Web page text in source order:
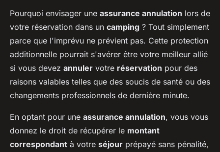
Pourquoi envisager une assurance annulation lors de
votre réservation dans un camping ? Tout simplement
parce que l'imprévu ne prévient pas. Cette protection
additionnelle pourrait s'avérer être votre meilleur allié
si vous devez annuler votre réservation pour des
raisons valables telles que des soucis de santé ou des
changements professionnels de dernière minute.
En optant pour une assurance annulation, vous vous
donnez le droit de récupérer le montant
correspondant à votre séjour prépayé sans pénalité,